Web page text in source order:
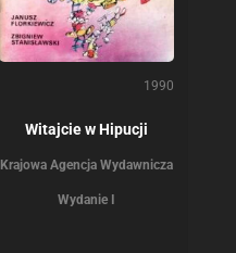
1990
Witajcie w Hipucji
Krajowa Agencja Wydawnicza
Wydanie I